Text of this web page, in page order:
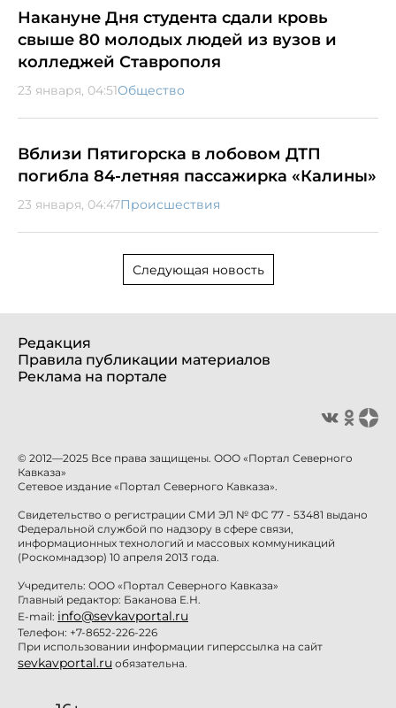
Накануне Дня студента сдали кровь
свыше 80 молодых людей из вузов и
колледжей Ставрополя
23 января, 04:51Общество
Вблизи Пятигорска в лобовом ДТП
погибла 84-летняя пассажирка «Калины»
23 января, 04:47Происшествия
Следующая новость
Редакция
Правила публикации материалов
Реклама на портале
© 2012—2025 Все права защищены. ООО «Портал Северного
Кавказа»
Сетевое издание «Портал Северного Кавказа».
Свидетельство о регистрации СМИ ЭЛ № ФС 77 - 53481 выдано
Федеральной службой по надзору в сфере связи,
информационных технологий и массовых коммуникаций
(Роскомнадзор) 10 апреля 2013 года.
Учредитель: ООО «Портал Северного Кавказа»
Главный редактор: Баканова Е.Н.
E-mail: info@sevkavportal.ru
Телефон: +7-8652-226-226
При использовании информации гиперссылка на сайт
sevkavportal.ru обязательна.